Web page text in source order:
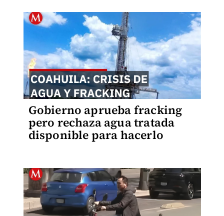
Gobierno aprueba fracking
pero rechaza agua tratada
disponible para hacerlo